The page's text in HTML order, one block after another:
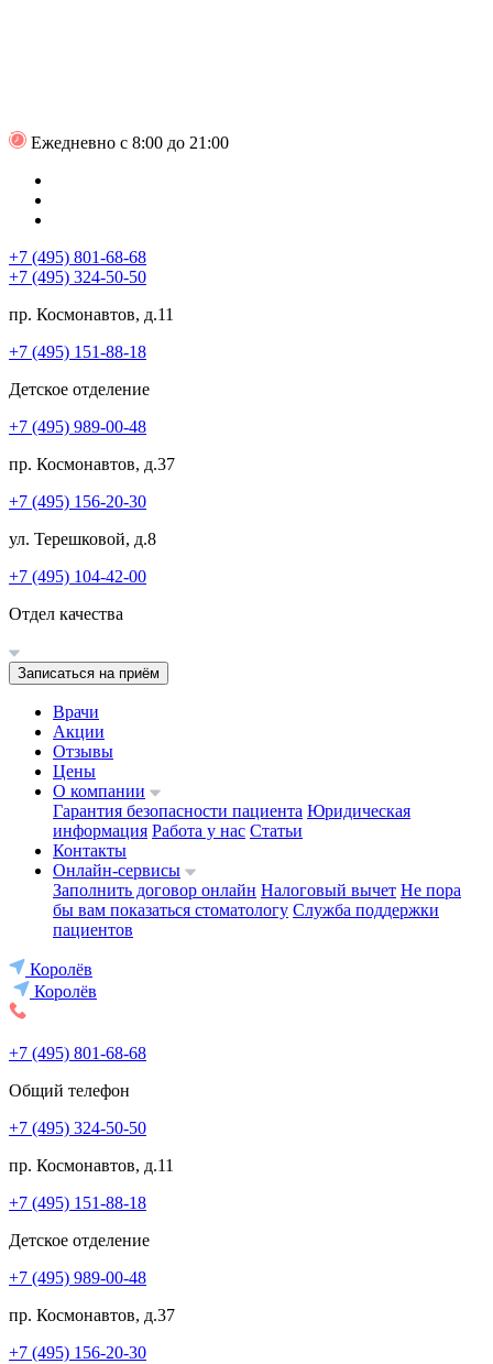
Ежедневно с 8:00 до 21:00
+7 (495) 801-68-68
+7 (495) 324-50-50
пр. Космонавтов, д.11
+7 (495) 151-88-18
Детское отделение
+7 (495) 989-00-48
пр. Космонавтов, д.37
+7 (495) 156-20-30
ул. Терешковой, д.8
+7 (495) 104-42-00
Отдел качества
Записаться на приём
Врачи
Акции
Отзывы
Цены
О компании
Гарантия безопасности пациента Юридическая
информация Работа у нас Статьи
Контакты
Онлайн-сервисы
Заполнить договор онлайн Налоговый вычет Не пора
бы вам показаться стоматологу Служба поддержки
пациентов
Королёв
Королёв
+7 (495) 801-68-68
Общий телефон
+7 (495) 324-50-50
пр. Космонавтов, д.11
+7 (495) 151-88-18
Детское отделение
+7 (495) 989-00-48
пр. Космонавтов, д.37
+7 (495) 156-20-30